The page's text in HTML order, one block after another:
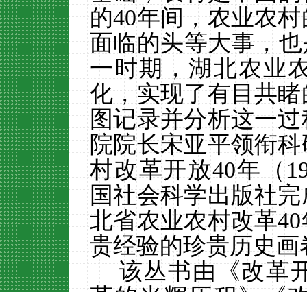
的40年间，农业农
面临的头等大事，
一时期，湖北农业
化，实现了有目共
图记录并分析这一
院院长宋亚平领衔科
村改革开放40年（
国社会科学出版社
北省农业农村改革
贵经验的珍贵历史画
该丛书由《改革